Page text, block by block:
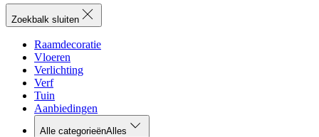
Zoekbalk sluiten
Raamdecoratie
Vloeren
Verlichting
Verf
Tuin
Aanbiedingen
Alle categorieënAlles